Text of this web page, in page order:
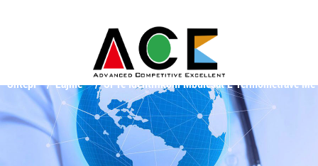
Shtëpi Lajme Si Të Identifikoni Mbulesat E Termometrave Me